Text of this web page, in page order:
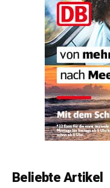
Beliebte Artikel